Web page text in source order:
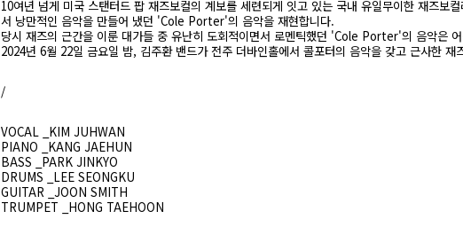
10여년 넘게 미국 스탠터드 팝 재즈보컬의 계보를 세련되게 잇고 있는 국내 유일무이한 재즈보
서 낭만적인 음악을 만들어 냈던 'Cole Porter'의 음악을 재현합니다.
당시 재즈의 근간을 이룬 대가들 중 유난히 도회적이면서 로멘틱했던 'Cole Porter'의 음악은
2024년 6월 22일 금요일 밤, 김주환 밴드가 전주 더바인홀에서 콜포터의 음악을 갖고 근사한 재
/
VOCAL _KIM JUHWAN
PIANO _KANG JAEHUN
BASS _PARK JINKYO
DRUMS _LEE SEONGKU
GUITAR _JOON SMITH
TRUMPET _HONG TAEHOON